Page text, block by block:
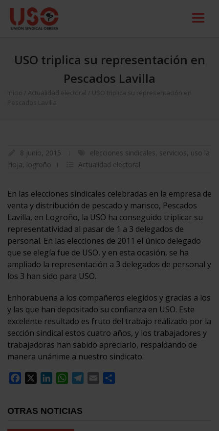
USO triplica su representación en
Pescados Lavilla
Inicio Actualidad electoral
USO triplica su representación en
Pescados Lavilla
8 junio, 2015 elecciones sindicales, servicios, uso la
rioja, logroño Actualidad electoral
En las elecciones sindicales celebradas en la empresa de
venta y distribución de pescado y marisco, Pescados
Lavilla, en Logroño, la USO ha conseguido triplicar su
representatividad al pasar de 1 a 3 delegados de
personal. En las elecciones de 2011 el único delegado
que se elegía fue de USO, y en esta ocasión, se ha
ampliado la representación a 3 delegados de personal y
los 3 han sido para USO.
Enhorabuena a los compañeros elegidos y gracias a los
y las que han depositado su confianza en USO. Este
excelente resultado es fruto del trabajo realizado por la
sección sindical estos cuatro años, y los trabajadores y
trabajadoras han sabido apreciarlo, respaldando de
manera unánime a nuestro sindicato.
Facebook
LinkedInWhatsApp
Telegram
Email
OTRAS NOTICIAS